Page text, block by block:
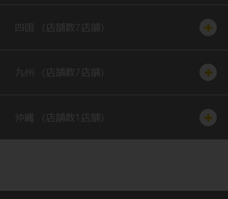
四国 (店舗数7店舗)
九州 (店舗数7店舗)
沖縄 (店舗数 1 店舗)